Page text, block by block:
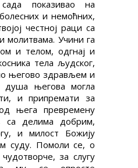
показивао на
и немоћних,
честној раци са
молитвама. Учини га
и телом, одгнај и
тела људског,
његово здрављем и
његова могла
и припремати за
њега превремену
делима добрим,
и милост Божију
суду. Помоли се, о
за слугу